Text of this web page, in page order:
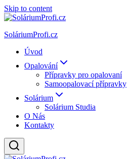
Skip to content
SoláriumProfi.cz
Úvod
Opalování
Přípravky pro opalovaní
Samoopalovací přípravky
Solárium
Solárium Studia
O Nás
Kontakty